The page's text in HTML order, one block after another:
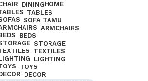
DININGHOME
TABLES
SOFA TAMU
ARMCHAIRS
BEDS
STORAGE
TEXTILES
LIGHTING
TOYS
DECOR